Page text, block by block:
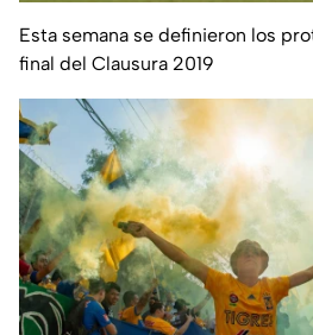
Esta semana se definieron los
final del Clausura 2019